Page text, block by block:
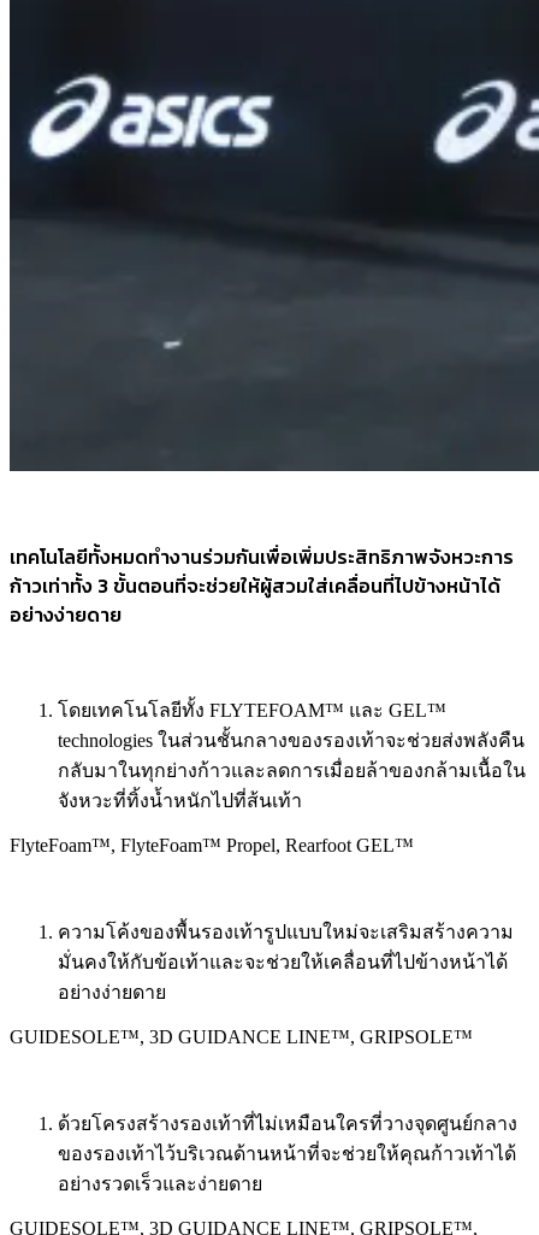
เทคโนโลยีทั้งหมดทำงานร่วมกันเพื่อเพิ่มประสิทธิภาพจังหวะการ
ก้าวเท่าทั้ง 3 ขั้นตอนที่จะช่วยให้ผู้สวมใส่เคลื่อนที่ไปข้างหน้าได้
อย่างง่ายดาย
โดยเทคโนโลยีทั้ง FLYTEFOAM™ และ GEL™
technologies ในส่วนชั้นกลางของรองเท้าจะช่วยส่งพลังคืน
กลับมาในทุกย่างก้าวและลดการเมื่อยล้าของกล้ามเนื้อใน
จังหวะที่ทิ้งน้ำหนักไปที่ส้นเท้า
FlyteFoam™, FlyteFoam™ Propel, Rearfoot GEL™
ความโค้งของพื้นรองเท้ารูปแบบใหม่จะเสริมสร้างความ
มั่นคงให้กับข้อเท้าและจะช่วยให้เคลื่อนที่ไปข้างหน้าได้
อย่างง่ายดาย
GUIDESOLE™, 3D GUIDANCE LINE™, GRIPSOLE™
ด้วยโครงสร้างรองเท้าที่ไม่เหมือนใครที่วางจุดศูนย์กลาง
ของรองเท้าไว้บริเวณด้านหน้าที่จะช่วยให้คุณก้าวเท้าได้
อย่างรวดเร็วและง่ายดาย
GUIDESOLE™, 3D GUIDANCE LINE™, GRIPSOLE™,